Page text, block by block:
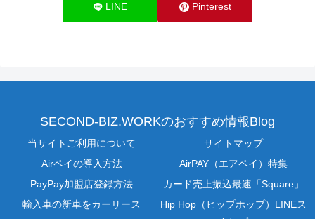
LINE Pinterest
SECOND-BIZ.WORKのおすすめ情報Blog
当サイトご利用について
サイトマップ
Airペイの導入方法
AirPAY（エアペイ）特集
PayPay加盟店登録方法
カード売上振込最速「Square」
輸入車の新車をカーリース
Hip Hop（ヒップホップ）LINEス